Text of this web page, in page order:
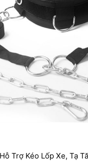
Trợ Kéo Lốp Xe, Tạ